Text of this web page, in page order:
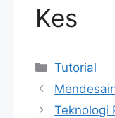
Kes
Categories
Tutorial
Teknologi